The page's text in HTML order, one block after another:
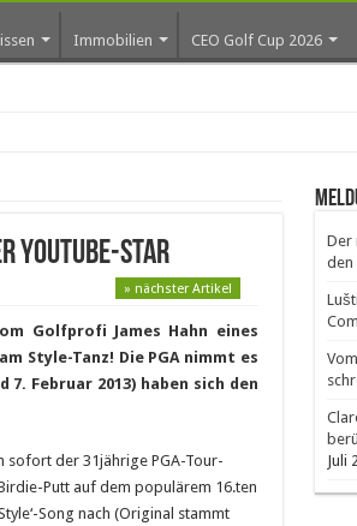
Immobilien CEO Golf Cup 2026
YouTube-Star
» nächster Artikel
Golfprofi James Hahn eines
Style-Tanz! Die PGA nimmt es
Februar 2013) haben sich den
sofort der 31jährige PGA-Tour-
Putt auf dem populärem 16.ten
Song nach (Original stammt
Der
den
Juli